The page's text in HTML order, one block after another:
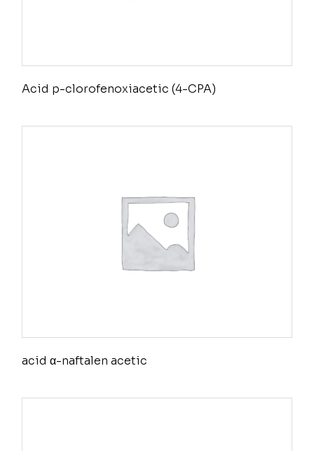
Acid p-clorofenoxiacetic (4-CPA)
acid α-naftalen acetic